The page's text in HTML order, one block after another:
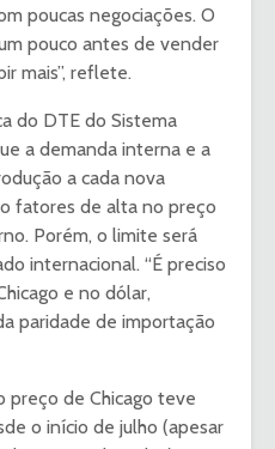
poucas negociações. O
pouco antes de vender
mais”, reflete.
do DTE do Sistema
a demanda interna e a
a cada nova
fatores de alta no preço
Porém, o limite será
internacional. “É preciso
e no dólar,
paridade de importação
preço de Chicago teve
o início de julho (apesar